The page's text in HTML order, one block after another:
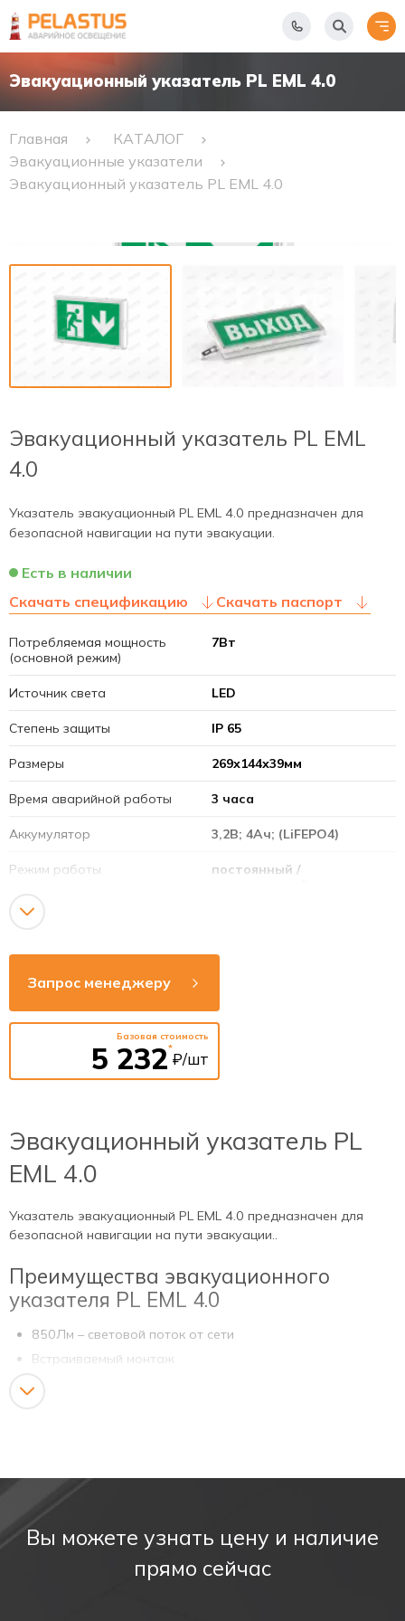
Эвакуационный указатель PL EML 4.0
Главная
КАТАЛОГ
Эвакуационные указатели
Эвакуационный указатель PL EML 4.0
Эвакуационный указатель PL EML
4.0
Указатель эвакуационный PL EML 4.0 предназначен для
безопасной навигации на пути эвакуации.
Есть в наличии
Скачать спецификацию
Скачать паспорт
Потребляемая мощность
(основной режим)
7Вт
Источник света LED
Степень защиты IP 65
Размеры 269х144х39мм
Время аварийной работы 3 часа
Аккумулятор 3,2В; 4Ач; (LiFEPO4)
Режим работы
постоянный /
Дополнительные опции
Напряжение сети 220-240В
Рабочая частота
Способ монтажа накладной / встраиваемый
Запрос менеджеру
Базовая стоимость
5 232*
₽/шт
Эвакуационный указатель PL
EML 4.0
Указатель эвакуационный PL EML 4.0 предназначен для
безопасной навигации на пути эвакуации..
Преимущества эвакуационного
указателя PL EML 4.0
850Лм – световой поток от сети
Встраиваемый монтаж
Опция с поддержкой работы УДТУ (Устройство
В комплект входит:
Крепления для накладного и встраиваемого монтажа
Гермоввод
Преимущества аварийного
Вы можете узнать цену и наличие
прямо сейчас